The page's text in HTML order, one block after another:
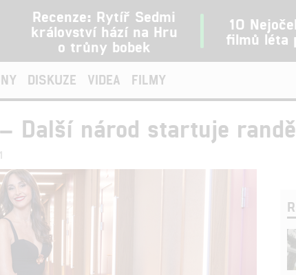
Recenze: Rytíř Sedmi
království hází na Hru
o trůny bobek
10
filmů léta
DISKUZE VIDEA FILMY
Další národ startuje